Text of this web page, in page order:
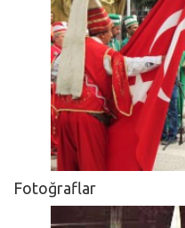
Fotoğraflar